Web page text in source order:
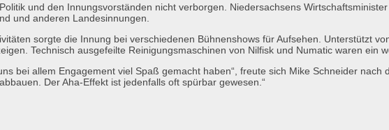
und den Innungs­vorständen nicht verborgen. Niedersachsens
und anderen Landesinnungen.
sorgte die Innung bei verschiedenen Bühnenshows für Aufsehen. Unterstützt
Technisch ausgefeilte Reinigungsmaschinen von Nilfisk und Numatic waren ein
bei allem Engagement viel Spaß gemacht haben“, freute sich Mike Schneider
Der Aha-Effekt ist jedenfalls oft spürbar gewesen.“